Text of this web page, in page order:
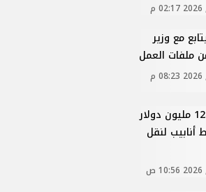
مع وزير
ملفات العمل
مصر تستثمر 128 مليون دولار
خطوط أنابيب لنقل